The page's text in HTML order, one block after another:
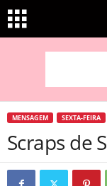
MENSAGEM SEXTA-FEIRA
Scraps de